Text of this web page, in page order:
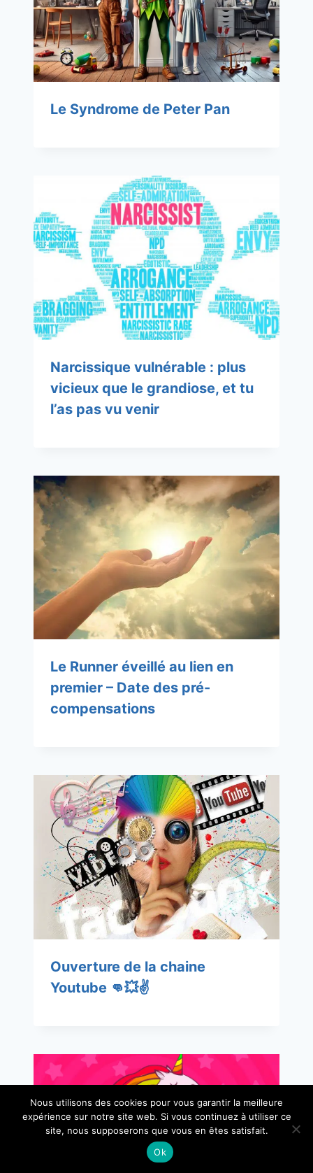
Le Syndrome de Peter Pan
Narcissique vulnérable : plus
vicieux que le grandiose, et tu
l’as pas vu venir
Le Runner éveillé au lien en
premier – Date des pré-
compensations
Ouverture de la chaine
Youtube 👊💥✌
Nous utilisons des cookies pour vous garantir la meilleure
expérience sur notre site web. Si vous continuez à utiliser ce
site, nous supposerons que vous en êtes satisfait.
Ok